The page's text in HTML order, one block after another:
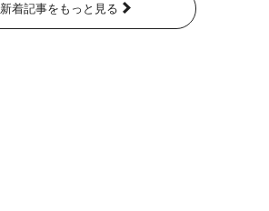
新着記事をもっと見る